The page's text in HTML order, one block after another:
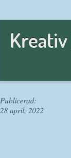
Publicerad:
28 april, 2022